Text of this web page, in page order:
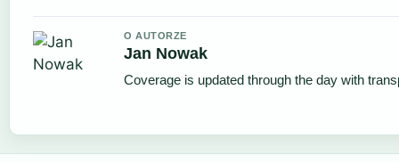
O AUTORZE
Jan Nowak
Coverage is updated through the day with